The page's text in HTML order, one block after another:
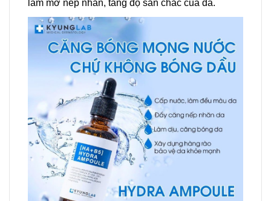
làm mờ nếp nhăn, tăng độ săn chắc của da.